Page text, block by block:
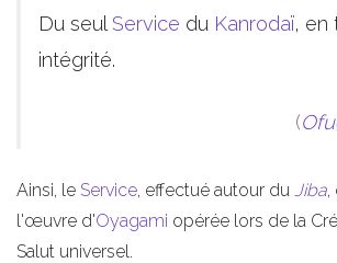
Du seul Service du Kanrodaï, en
intégrité.
(
Ainsi, le Service, effectué autour du Jiba,
l'œuvre d'Oyagami opérée lors de la
Salut universel.